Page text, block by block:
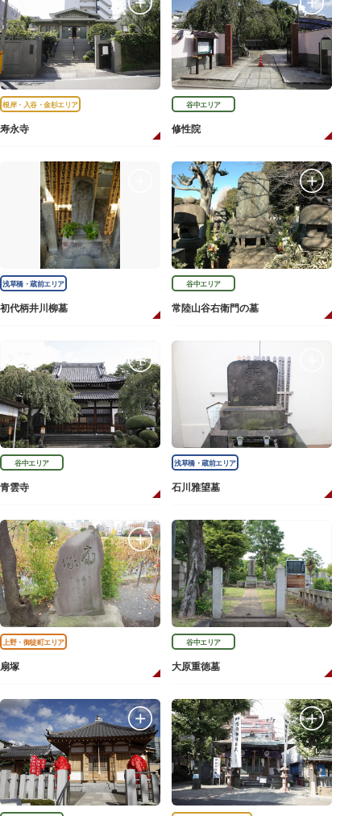
根岸・入谷・金杉エリア
寿永寺
谷中エリア
修性院
浅草橋・蔵前エリア
初代柄井川柳墓
谷中エリア
常陸山谷右衛門の墓
谷中エリア
青雲寺
浅草橋・蔵前エリア
石川雅望墓
上野・御徒町エリア
扇塚
谷中エリア
大原重徳墓